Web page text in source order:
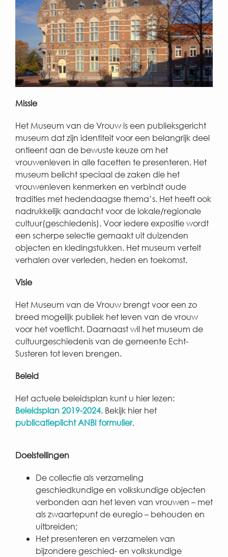
Missie
Het Museum van de Vrouw is een publieksgericht
museum dat zijn identiteit voor een belangrijk deel
ontleent aan de bewuste keuze om het
vrouwenleven in alle facetten te presenteren. Het
museum belicht speciaal de zaken die het
vrouwenleven kenmerken en verbindt oude
tradities met hedendaagse thema’s. Het heeft ook
nadrukkelijk aandacht voor de lokale/regionale
cultuur(geschiedenis). Voor iedere expositie wordt
een scherpe selectie gemaakt uit duizenden
objecten en kledingstukken. Het museum vertelt
verhalen over verleden, heden en toekomst.
Visie
Het Museum van de Vrouw brengt voor een zo
breed mogelijk publiek het leven van de vrouw
voor het voetlicht. Daarnaast wil het museum de
cultuurgeschiedenis van de gemeente Echt-
Susteren tot leven brengen.
Beleid
Het actuele beleidsplan kunt u hier lezen:
Beleidsplan 2019-2024. Bekijk hier het
publicatieplicht ANBI formulier.
Doelstellingen
De collectie als verzameling
geschiedkundige en volkskundige objecten
verbonden aan het leven van vrouwen – met
als zwaartepunt de euregio – behouden en
uitbreiden;
Het presenteren en verzamelen van
bijzondere geschied- en volkskundige